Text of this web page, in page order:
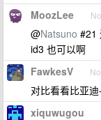
MoozLee
@Natsuno #21
id3 也可以啊
FawkesV
对比看看比亚
xiquwugou